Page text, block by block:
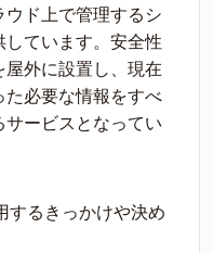
ウド上で管理するシ
しています。安全性
外に設置し、現在
た必要な情報をすべ
ービスとなってい
するきっかけや決め